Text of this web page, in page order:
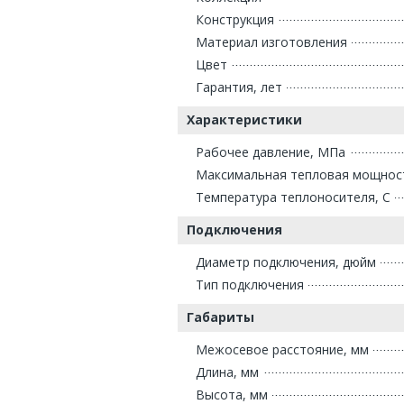
Конструкция
Материал изготовления
Цвет
Гарантия, лет
Характеристики
Рабочее давление, МПа
Максимальная тепловая
Температура теплоносителя, С
Подключения
Диаметр подключения, дюйм
Тип подключения
Габариты
Межосевое расстояние, мм
Длина, мм
Высота, мм